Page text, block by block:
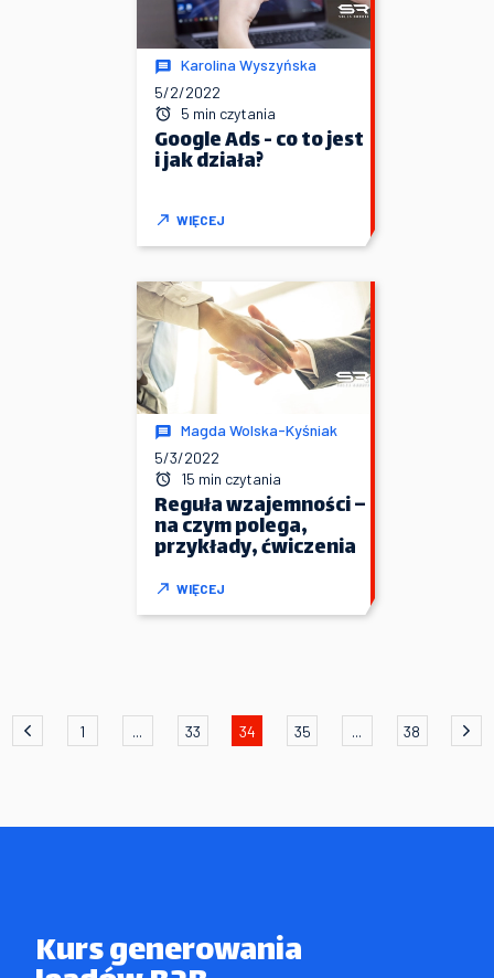
Karolina Wyszyńska
5/2/2022
5 min czytania
Google Ads - co to jest
i jak działa?
WIĘCEJ
Magda Wolska-Kyśniak
5/3/2022
15 min czytania
Reguła wzajemności –
na czym polega,
przykłady, ćwiczenia
WIĘCEJ
...
1 33 34 35 38
...
Kurs generowania